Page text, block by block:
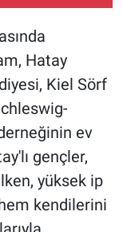
Hatay
Kiel Sörf
ev
gençler,
yüksek ip
kendilerini